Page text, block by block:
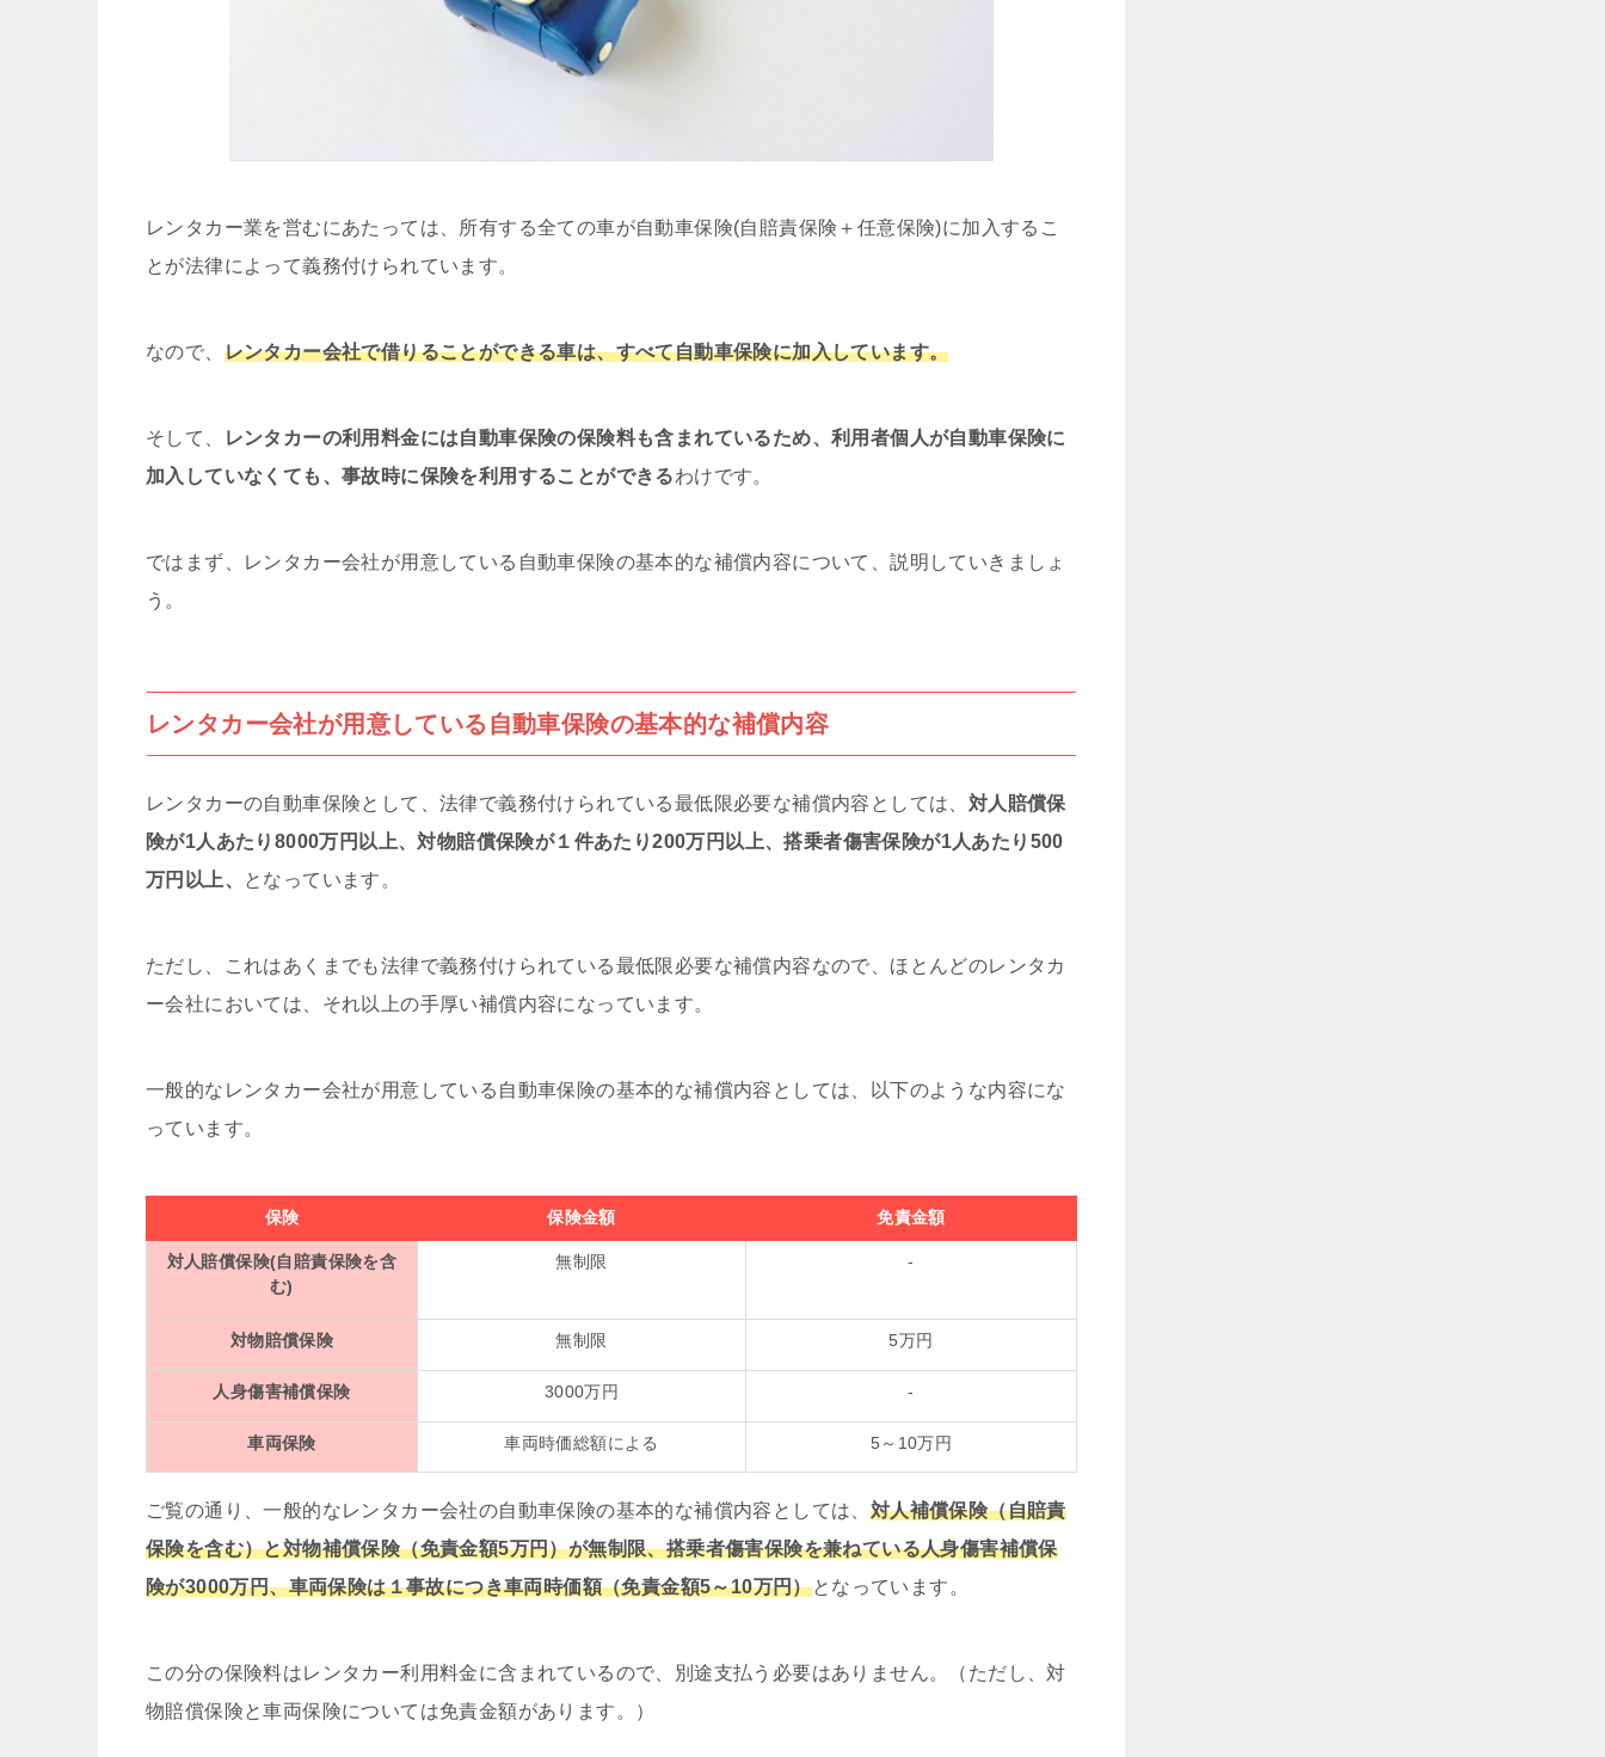
レンタカー業を営むにあたっては、所有する全ての車が自動車保険(自賠責保険＋任意保険)に加入するこ
とが法律によって義務付けられています。
なので、 レンタカー会社で借りることができる車は、すべて自動車保険に加入しています。
そして、
レンタカーの利用料金には自動車保険の保険料も含まれているため、利用者個人が自動車保険に
加入していなくても、事故時に保険を利用することができるわけです。
ではまず、レンタカー会社が用意している自動車保険の基本的な補償内容について、説明していきましょ
う。
レンタカー会社が用意している自動車保険の基本的な補償内容
レンタカーの自動車保険として、法律で義務付けられている最低限必要な補償内容としては、 対人賠償保
険が1人あたり8000万円以上、対物賠償保険が１件あたり200万円以上、搭乗者傷害保険が1人あたり500
万円以上、
となっています。
ただし、これはあくまでも法律で義務付けられている最低限必要な補償内容なので、ほとんどのレンタカ
ー会社においては、それ以上の手厚い補償内容になっています。
一般的なレンタカー会社が用意している自動車保険の基本的な補償内容としては、以下のような内容にな
っています。
保険 保険金額 免責金額
対人賠償保険(自賠責保険を含
む)
無制限 ‐
対物賠償保険 無制限 5万円
人身傷害補償保険 3000万円 ‐
車両保険 車両時価総額による 5～10万円
ご覧の通り、一般的なレンタカー会社の自動車保険の基本的な補償内容としては、 対人補償保険（自賠責
保険を含む）と対物補償保険（免責金額5万円）が無制限、搭乗者傷害保険を兼ねている人身傷害補償保
険が3000万円、車両保険は１事故につき車両時価額（免責金額5～10万円）となっています。
この分の保険料はレンタカー利用料金に含まれているので、別途支払う必要はありません。（ただし、対
物賠償保険と車両保険については免責金額があります。）